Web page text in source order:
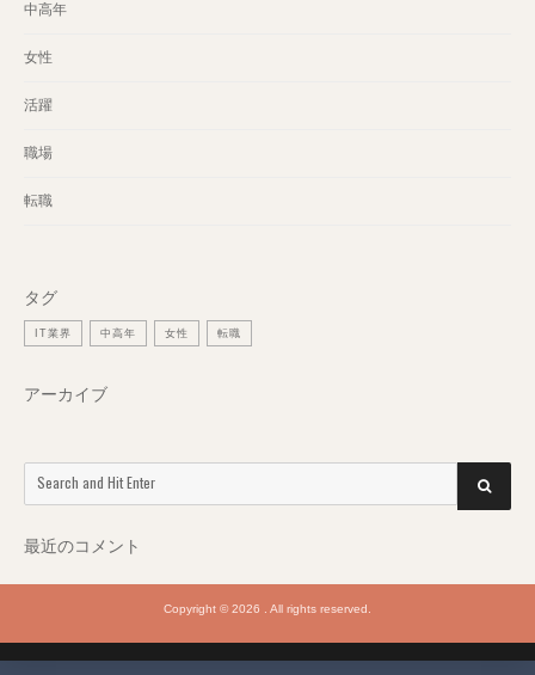
中高年
女性
活躍
職場
転職
タグ
IT業界 中高年 女性 転職
アーカイブ
for:
SEARCH
最近のコメント
Copyright © 2026 . All rights reserved.